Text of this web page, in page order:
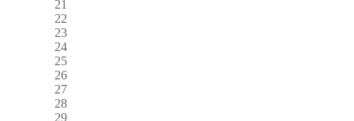
21
22
23
24
25
26
27
28
29